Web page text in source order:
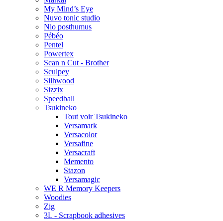
My Mind’s Eye
Nuvo tonic studio
Nio posthumus
Pébéo
Pentel
Powertex
Scan n Cut - Brother
Sculpey
Silhwood
Sizzix
Speedball
Tsukineko
Tout voir Tsukineko
Versamark
Versacolor
Versafine
Versacraft
Memento
Stazon
Versamagic
WE R Memory Keepers
Woodies
Zig
3L - Scrapbook adhesives